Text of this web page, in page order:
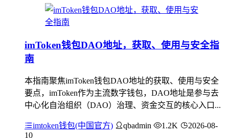
imToken钱包DAO地址，获取、使用与安全指
南
本指南聚焦imToken钱包DAO地址的获取、使用与安全
要点，imToken作为主流数字钱包，DAO地址是参与去
中心化自治组织（DAO）治理、资金交互的核心入口...
imtoken钱包(中国官方) qbadmin 1.2K
2026-08-
10